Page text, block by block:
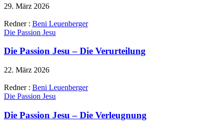
29. März 2026
Redner : Beni Leuenberger
Die Passion Jesu
Die Passion Jesu – Die Verurteilung
22. März 2026
Redner : Beni Leuenberger
Die Passion Jesu
Die Passion Jesu – Die Verleugnung